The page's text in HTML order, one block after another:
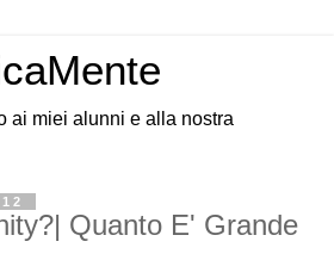
ai miei alunni e alla nostra
Quanto E' Grande